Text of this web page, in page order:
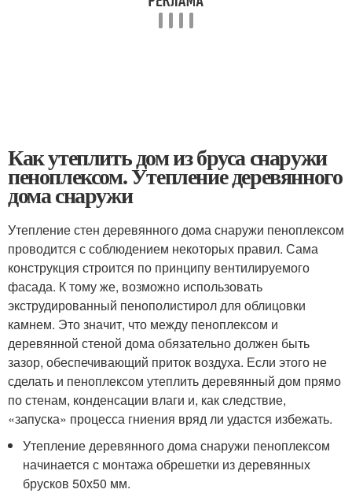
Как утеплить дом из бруса снаружи
пеноплексом. Утепление деревянного
дома снаружи
Утепление стен деревянного дома снаружи пеноплексом
проводится с соблюдением некоторых правил. Сама
конструкция строится по принципу вентилируемого
фасада. К тому же, возможно использовать
экструдированный пенополистирол для облицовки
камнем. Это значит, что между пеноплексом и
деревянной стеной дома обязательно должен быть
зазор, обеспечивающий приток воздуха. Если этого не
сделать и пеноплексом утеплить деревянный дом прямо
по стенам, конденсации влаги и, как следствие,
«запуска» процесса гниения вряд ли удастся избежать.
Утепление деревянного дома снаружи пеноплексом
начинается с монтажа обрешетки из деревянных
брусков 50х50 мм.